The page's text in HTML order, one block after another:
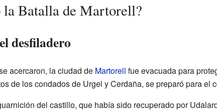
la Batalla de Martorell?
desfiladero
acercaron, la ciudad de Martorell fue evacuada para
de los condados de Urgel y Cerdaña, se preparó para el
del castillo, que había sido recuperado por